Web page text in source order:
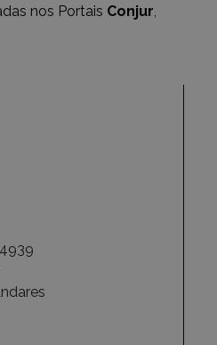
nos Portais Conjur